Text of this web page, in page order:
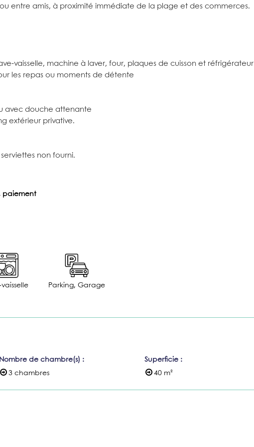
entre amis, à proximité immédiate de la plage et des commerces.
vaisselle, machine à laver, four, plaques de cuisson et réfrigérateur
les repas ou moments de détente
avec douche attenante
extérieur privative.
non fourni.
paiement
vaisselle Parking, Garage
Nombre de chambre(s) :
3 chambres
Superficie :
40 m²